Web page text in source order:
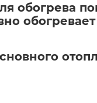
обогрева